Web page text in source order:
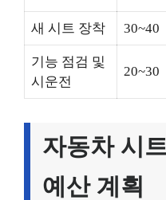
새 시트 장착 30~40
기능 점검 및
시운전
20~30
자동차 시
예산 계획